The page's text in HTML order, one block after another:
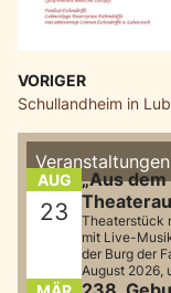
VORIGER
Schullandheim in
Veranstaltungen
AUG
23
„Aus
Theaterstück
mit Live-
der Burg der
August 2026,